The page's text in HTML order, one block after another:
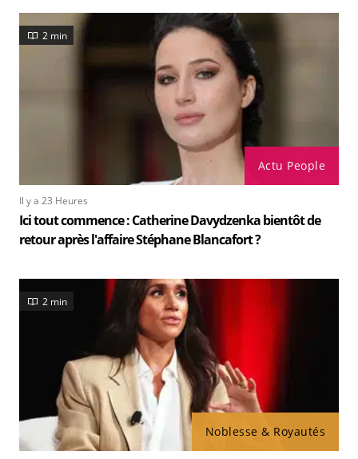
Actu People
2 min
Il y a 23 Heures
Ici tout commence : Catherine Davydzenka bientôt de
retour après l'affaire Stéphane Blancafort ?
Noblesse & Royautés
2 min